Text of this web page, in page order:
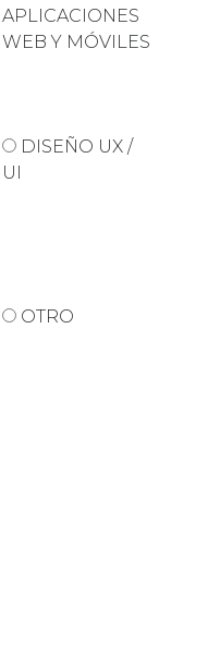
APLICACIONES
WEB Y MÓVILES
DISEÑO UX /
UI
OTRO